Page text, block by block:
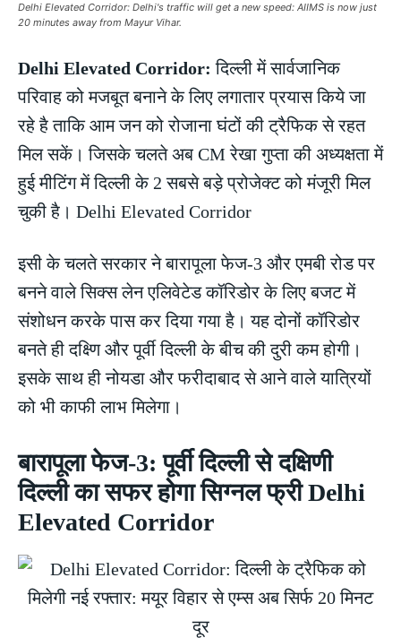
Delhi Elevated Corridor: Delhi's traffic will get a new speed: AIIMS is now just
20 minutes away from Mayur Vihar.
Delhi Elevated Corridor: दिल्ली में सार्वजानिक
परिवाह को मजबूत बनाने के लिए लगातार प्रयास किये जा
रहे है ताकि आम जन को रोजाना घंटों की ट्रैफिक से रहत
मिल सकें। जिसके चलते अब CM रेखा गुप्ता की अध्यक्षता में
हुई मीटिंग में दिल्ली के 2 सबसे बड़े प्रोजेक्ट को मंजूरी मिल
चुकी है। Delhi Elevated Corridor
इसी के चलते सरकार ने बारापूला फेज-3 और एमबी रोड पर
बनने वाले सिक्स लेन एलिवेटेड कॉरिडोर के लिए बजट में
संशोधन करके पास कर दिया गया है। यह दोनों कॉरिडोर
बनते ही दक्ष्णि और पूर्वी दिल्ली के बीच की दुरी कम होगी।
इसके साथ ही नोयडा और फरीदाबाद से आने वाले यात्रियों
को भी काफी लाभ मिलेगा।
बारापूला फेज-3: पूर्वी दिल्ली से दक्षिणी
दिल्ली का सफर होगा सिग्नल फ्री Delhi
Elevated Corridor